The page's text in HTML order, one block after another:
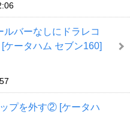
ルバーなしにドラレコ
ケータハム セブン160]
ップを外す② [ケータハ